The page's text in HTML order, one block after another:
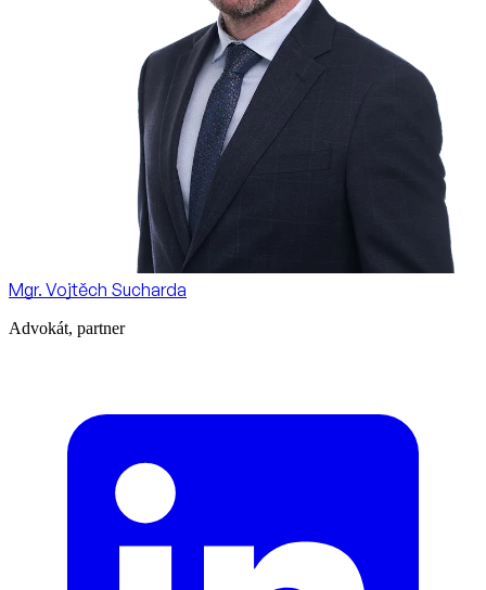
Mgr. Vojtěch Sucharda
Advokát, partner